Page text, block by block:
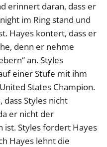
erinnert daran, dass er
im Ring stand und
Hayes kontert, dass er
denn er nehme
an. Styles
einer Stufe mit ihm
States Champion.
dass Styles nicht
er nicht der
ist. Styles fordert Hayes
Hayes lehnt die